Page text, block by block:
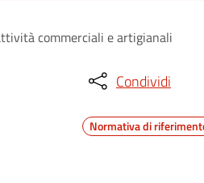
commerciali e artigianali
Condividi
Normativa di